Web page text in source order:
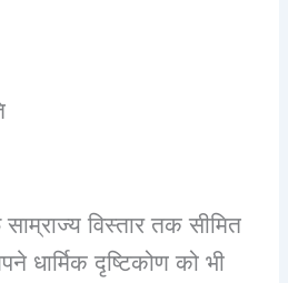
विस्तार तक सीमित
धार्मिक दृष्टिकोण को भी